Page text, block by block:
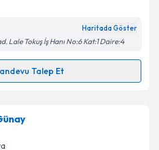
Haritada Göster
Lale Tokuş İş Hanı No:6 Kat:1 Daire:4
Talep Et
Talebi
için randevu takvimi talebi
randevu almanız için bir
e-posta ile bilgilendireceğiz.